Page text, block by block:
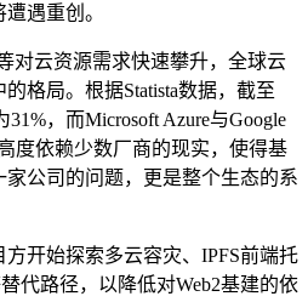
遇重创。
对云资源需求快速攀升，全球云
格局。根据Statista数据，截至
，而Microsoft Azure与Google
度依赖少数厂商的现实，使得基
公司的问题，更是整个生态的系
开始探索多云容灾、IPFS前端托
代路径，以降低对Web2基建的依